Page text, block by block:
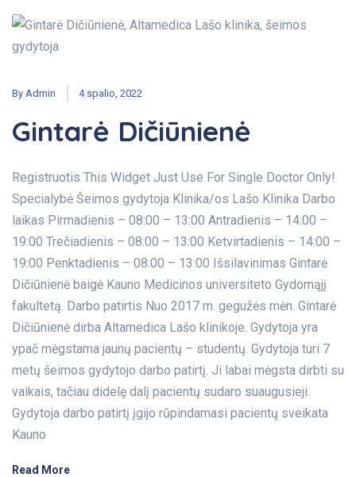
By Admin 4 spalio, 2022
Gintarė Dičiūnienė
Registruotis This Widget Just Use For Single Doctor Only!
Specialybė Šeimos gydytoja Klinika/os Lašo Klinika Darbo
laikas Pirmadienis – 08:00 – 13:00 Antradienis – 14:00 –
19:00 Trečiadienis – 08:00 – 13:00 Ketvirtadienis – 14:00 –
19:00 Penktadienis – 08:00 – 13:00 Išsilavinimas Gintarė
Dičiūnienė baigė Kauno Medicinos universiteto Gydomąjį
fakultetą. Darbo patirtis Nuo 2017 m. gegužės mėn. Gintarė
Dičiūnienė dirba Altamedica Lašo klinikoje. Gydytoja yra
ypač mėgstama jaunų pacientų – studentų. Gydytoja turi 7
metų šeimos gydytojo darbo patirtį. Ji labai mėgsta dirbti su
vaikais, tačiau didelę dalį pacientų sudaro suaugusieji.
Gydytoja darbo patirtį įgijo rūpindamasi pacientų sveikata
Kauno
Read More